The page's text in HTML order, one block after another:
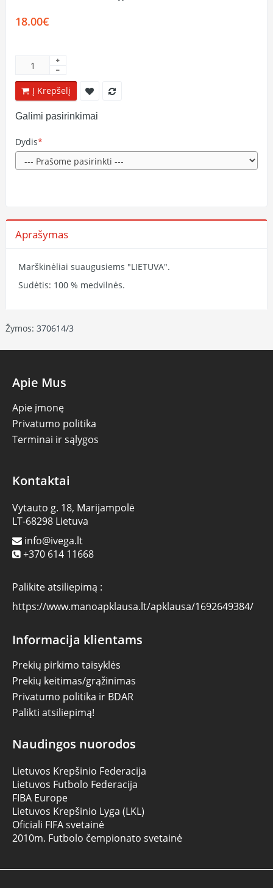
18.00€
Į Krepšelį
Galimi pasirinkimai
Dydis
Aprašymas
Marškinėliai suaugusiems "LIETUVA".
Sudėtis: 100 % medvilnės.
Žymos: 370614/3
Apie Mus
Apie įmonę
Privatumo politika
Terminai ir sąlygos
Kontaktai
Vytauto g. 18, Marijampolė
LT-68298 Lietuva
info@ivega.lt
+370 614 11668
Palikite atsiliepimą :
https://www.manoapklausa.lt/apklausa/1692649384/
Informacija klientams
Prekių pirkimo taisyklės
Prekių keitimas/grąžinimas
Privatumo politika ir BDAR
Palikti atsiliepimą!
Naudingos nuorodos
Lietuvos Krepšinio Federacija
Lietuvos Futbolo Federacija
FIBA Europe
Lietuvos Krepšinio Lyga (LKL)
Oficiali FIFA svetainė
2010m. Futbolo čempionato svetainė